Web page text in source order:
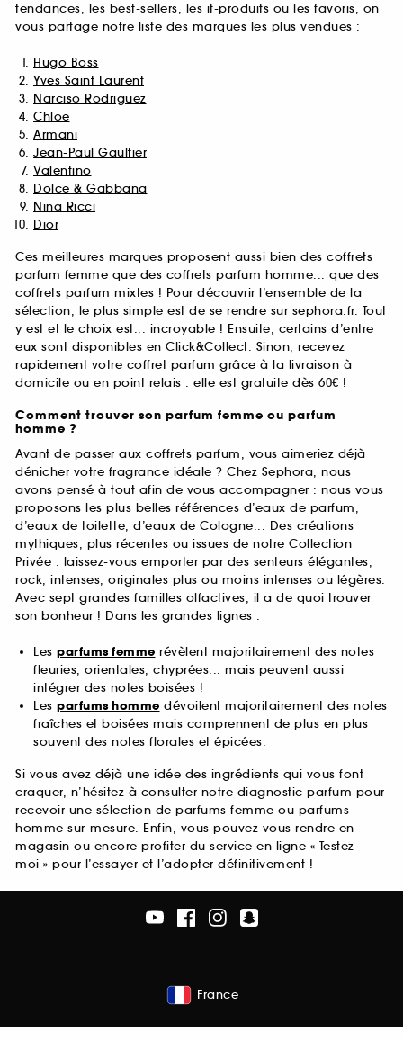
tendances, les best-sellers, les it-produits ou les favoris, on
vous partage notre liste des marques les plus vendues :
Hugo Boss
Yves Saint Laurent
Narciso Rodriguez
Chloe
Armani
Jean-Paul Gaultier
Valentino
Dolce & Gabbana
Nina Ricci
Dior
Ces meilleures marques proposent aussi bien des coffrets
parfum femme que des coffrets parfum homme... que des
coffrets parfum mixtes ! Pour découvrir l’ensemble de la
sélection, le plus simple est de se rendre sur sephora.fr. Tout
y est et le choix est... incroyable ! Ensuite, certains d’entre
eux sont disponibles en Click&Collect. Sinon, recevez
rapidement votre coffret parfum grâce à la livraison à
domicile ou en point relais : elle est gratuite dès 60€ !
Comment trouver son parfum femme ou parfum
homme ?
Avant de passer aux coffrets parfum, vous aimeriez déjà
dénicher votre fragrance idéale ? Chez Sephora, nous
avons pensé à tout afin de vous accompagner : nous vous
proposons les plus belles références d’eaux de parfum,
d’eaux de toilette, d’eaux de Cologne... Des créations
mythiques, plus récentes ou issues de notre Collection
Privée : laissez-vous emporter par des senteurs élégantes,
rock, intenses, originales plus ou moins intenses ou légères.
Avec sept grandes familles olfactives, il a de quoi trouver
son bonheur ! Dans les grandes lignes :
Les parfums femme révèlent majoritairement des notes
fleuries, orientales, chyprées... mais peuvent aussi
intégrer des notes boisées !
Les parfums homme dévoilent majoritairement des notes
fraîches et boisées mais comprennent de plus en plus
souvent des notes florales et épicées.
Si vous avez déjà une idée des ingrédients qui vous font
craquer, n’hésitez à consulter notre diagnostic parfum pour
recevoir une sélection de parfums femme ou parfums
homme sur-mesure. Enfin, vous pouvez vous rendre en
magasin ou encore profiter du service en ligne « Testez-
moi » pour l’essayer et l’adopter définitivement !
France